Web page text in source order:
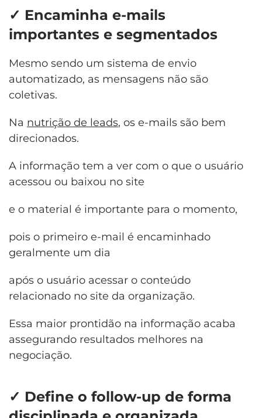
✓ Encaminha e-mails
importantes e segmentados
Mesmo sendo um sistema de envio
automatizado, as mensagens não são
coletivas.
Na nutrição de leads, os e-mails são bem
direcionados.
A informação tem a ver com o que o usuário
acessou ou baixou no site
e o material é importante para o momento,
pois o primeiro e-mail é encaminhado
geralmente um dia
após o usuário acessar o conteúdo
relacionado no site da organização.
Essa maior prontidão na informação acaba
assegurando resultados melhores na
negociação.
✓ Define o follow-up de forma